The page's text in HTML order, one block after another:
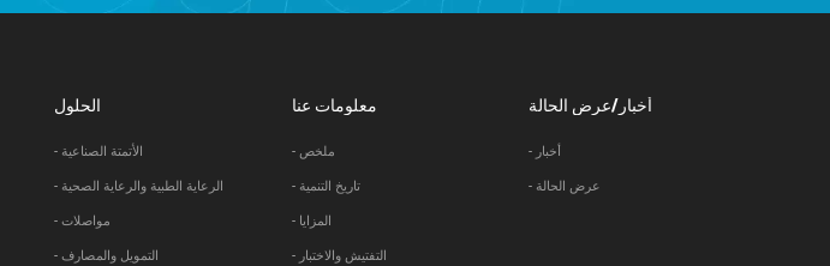
الحلول
- الأتمتة الصناعية
- الرعاية الطبية والرعاية الصحية
- مواصلات
- التمويل والمصارف
معلومات عنا
- ملخص
- تاريخ التنمية
- المزايا
- التفتيش والاختبار
أخبار/عرض الحالة
- أخبار
- عرض الحالة